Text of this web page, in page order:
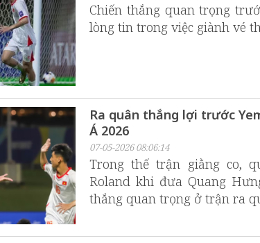
Chiến thắng quan trọng
lòng tin trong việc giành vé
Ra quân thắng lợi trước
Á 2026
07-05-2026 08:06:14
Trong thế trận giằng co,
Roland khi đưa Quang
thắng quan trọng ở trận ra